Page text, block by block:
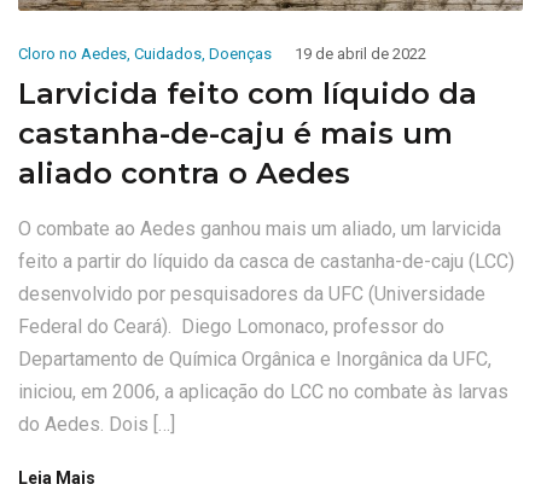
Cloro no Aedes, Cuidados, Doenças 19 de abril de 2022
Larvicida feito com líquido da
castanha-de-caju é mais um
aliado contra o Aedes
O combate ao Aedes ganhou mais um aliado, um larvicida
feito a partir do líquido da casca de castanha-de-caju (LCC)
desenvolvido por pesquisadores da UFC (Universidade
Federal do Ceará). Diego Lomonaco, professor do
Departamento de Química Orgânica e Inorgânica da UFC,
iniciou, em 2006, a aplicação do LCC no combate às larvas
do Aedes. Dois […]
Leia Mais